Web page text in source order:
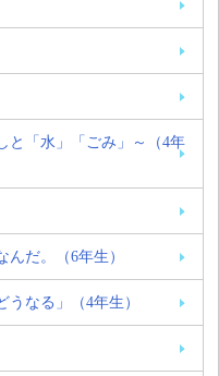
「水」「ごみ」～（4年
んだ。（6年生）
なる」（4年生）